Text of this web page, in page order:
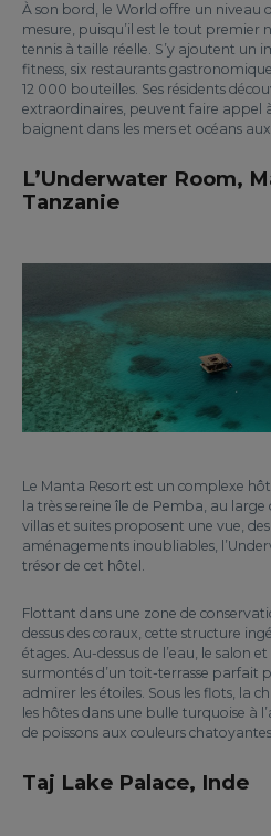
À son bord, le World offre un niveau
mesure, puisqu’il est le tout premier
tennis à taille réelle. S’y ajoutent un
fitness, six restaurants
12 000 bouteilles. Ses résidents
extraordinaires, peuvent faire appel à
baignent dans les mers et océans
L’Underwater Room,
Tanzanie
Le Manta Resort est un complexe
la très sereine île de Pemba, au
villas et suites proposent une vue, des
aménagements inoubliables,
trésor de cet hôtel.
Flottant dans une zone de
dessus des coraux, cette structure
étages. Au-dessus de l’eau, le salon
surmontés d’un toit-terrasse parfait
admirer les étoiles. Sous les flots, la
les hôtes dans une bulle turquoise à
de poissons aux couleurs
Taj Lake Palace, Inde